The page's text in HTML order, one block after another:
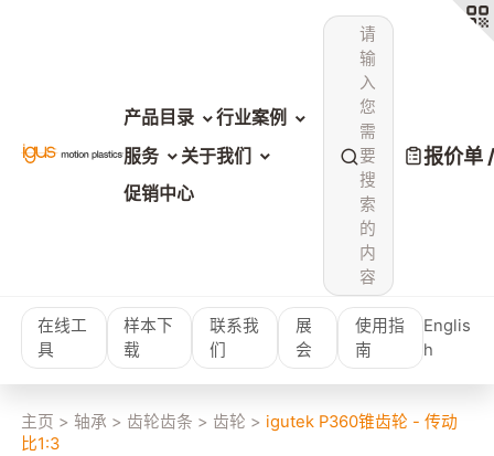
产品目录
行业案例
服务
关于我们
促销中心
请
输
入
您
需
要
搜
索
的
内
容
报价单
在线工
具
样本下
载
联系我
们
展
会
使用指
南
Englis
h
主页 >轴承 > 齿轮齿条 > 齿轮 > igutek P360锥齿轮 - 传动
比1:3